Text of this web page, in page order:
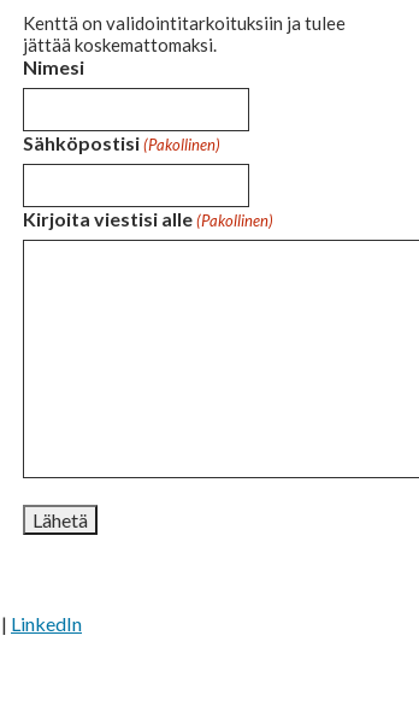
Kenttä on validointitarkoituksiin ja tulee
jättää koskemattomaksi.
Nimesi
Sähköpostisi (Pakollinen)
Kirjoita viestisi alle (Pakollinen)
| LinkedIn